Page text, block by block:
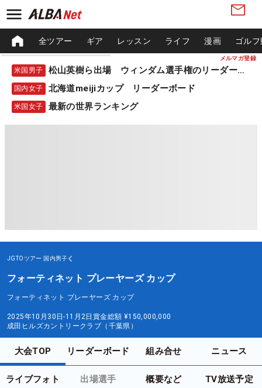
メルマガ登録
全ツアー ギア レッスン ライフ 漫画 ゴル
米国男子 松山英樹ら出場 ウィンダム選手権のリーダーボード
国内女子 北海道meijiカップ リーダーボード
米国女子 最新の世界ランキング
JGTOツアー 国内男子
フォーティネット プレーヤーズ カップ
フォーティネット プレーヤーズ カップ
2025年10月30日-11月2日 賞金総額 ¥150,000,000
成田ヒルズカントリークラブ（千葉県）
大会TOP リーダーボード 組み合せ ニュース
ライブフォト 出場選手 概要など TV放送予定